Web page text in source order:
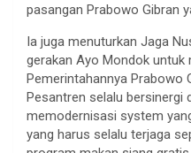
pasangan Prabowo Gibran
Ia juga menuturkan Jaga
gerakan Ayo Mondok
Pemerintahannya Prabowo
Pesantren selalu bersinergi
memodernisasi system
yang harus selalu terjaga